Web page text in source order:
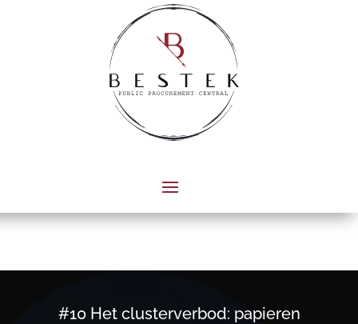
#10 Het clusterverbod: papieren